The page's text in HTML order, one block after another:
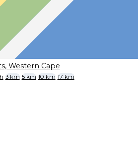
Western Cape
3 km 5 km 10 km 17 km